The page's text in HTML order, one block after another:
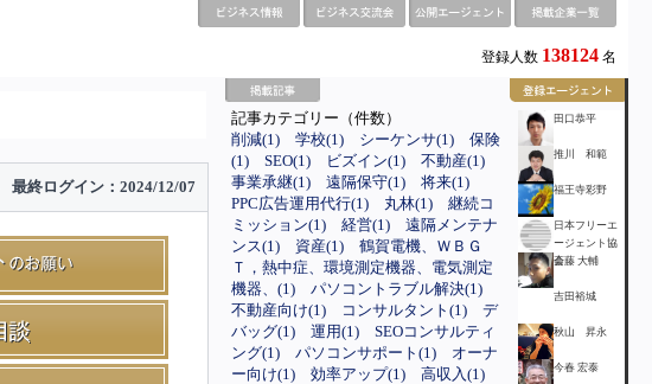
登録人数 138124 名
最終ログイン： 2024/12/07
記事カテゴリー（件数）
削減(1)
学校(1) シーケンサ(1)
保険
(1)
SEO(1) ビズイン(1)
不動産(1)
事業承継(1)
遠隔保守(1)
将来(1)
PPC広告運用代行(1)
丸林(1)
継続コ
ミッション(1)
経営(1)
遠隔メンテナ
ンス(1)
資産(1)
鶴賀電機、ＷＢＧ
Ｔ，熱中症、環境測定機器、電気測定
機器、(1)
パソコントラブル解決(1)
不動産向け(1)
コンサルタント(1)
デ
バッグ(1)
運用(1)
SEOコンサルティ
ング(1)
パソコンサポート(1)
オーナ
ー向け(1)
効率アップ(1)
高収入(1)
田口恭平
推川 和範
福王寺彩野
日本フリーエ
ージェント協
会
斎藤 大輔
吉田裕城
秋山 昇永
今春 宏泰